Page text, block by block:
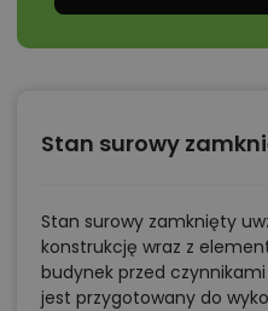
Stan surowy
Stan surowy zamknięty
konstrukcję wraz z
budynek przed
jest przygotowany do